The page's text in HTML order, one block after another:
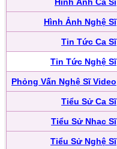
Hình Ảnh Nghệ Sĩ
Tin Tức Ca Sĩ
Tin Tức Nghệ Sĩ
Phỏng Vấn Nghệ Sĩ Video
Tiểu Sử Ca Sĩ
Tiểu Sử Nhạc Sĩ
Tiểu Sử Nghệ Sĩ